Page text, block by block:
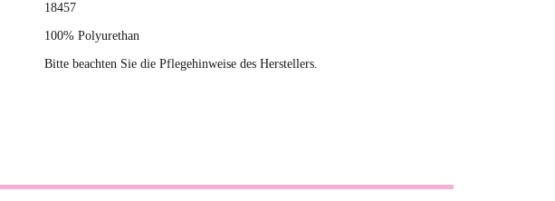
18457
100% Polyurethan
Bitte beachten Sie die Pflegehinweise des Herstellers.